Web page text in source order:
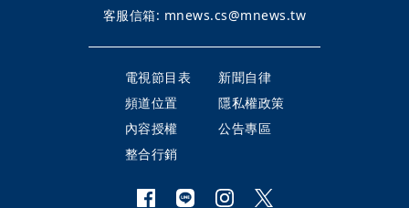
客服信箱: mnews.cs@mnews.tw
電視節目表
新聞自律
頻道位置
隱私權政策
內容授權
公告專區
整合行銷